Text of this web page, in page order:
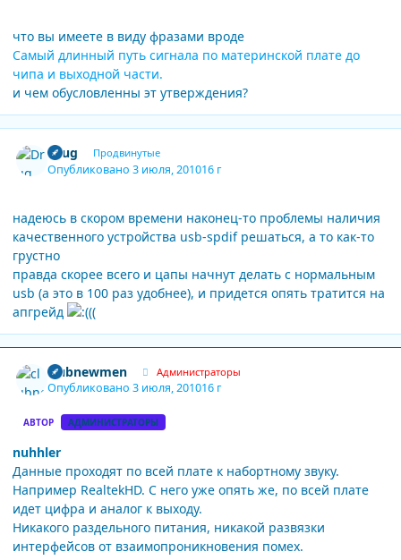
что вы имеете в виду фразами вроде
Самый длинный путь сигнала по материнской плате до
чипа и выходной части.
и чем обусловленны эт утверждения?
Drug Продвинутые
Опубликовано3 июля, 201016 г
надеюсь в скором времени наконец-то проблемы наличия
качественного устройства usb-spdif решаться, а то как-то
грустно
правда скорее всего и цапы начнут делать с нормальным
usb (а это в 100 раз удобнее), и придется опять тратится на
апгрейд
clubnewmen Администраторы
Опубликовано3 июля, 201016 г
АВТОР АДМИНИСТРАТОРЫ
nuhhler
Данные проходят по всей плате к набортному звуку.
Например RealtekHD. С него уже опять же, по всей плате
идет цифра и аналог к выходу.
Никакого раздельного питания, никакой развязки
интерфейсов от взаимопроникновения помех.